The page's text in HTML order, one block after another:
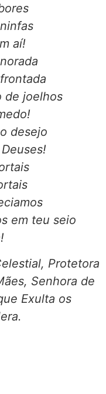
aí!
de joelhos
desejo
em teu seio
Protetora
Senhora de
Exulta os